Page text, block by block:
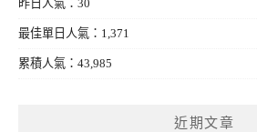
昨日人氣：30
最佳單日人氣：1,371
累積人氣：43,985
近期文章